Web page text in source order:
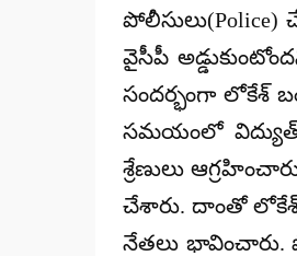
వైసీపీ
సందర్భంగా లోకేశ్
సమయంలో విద్యుత్
శ్రేణులు
చేశారు. దాంతో లోకేశ్
నేతలు భావించారు.